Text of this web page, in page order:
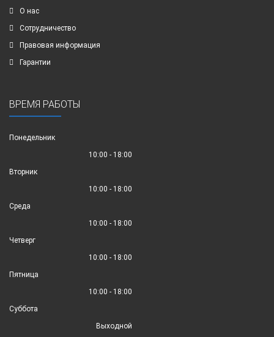
О нас
Сотрудничество
Правовая информация
Гарантии
ВРЕМЯ РАБОТЫ
Понедельник
10:00 - 18:00
Вторник
10:00 - 18:00
Среда
10:00 - 18:00
Четверг
10:00 - 18:00
Пятница
10:00 - 18:00
Суббота
Выходной